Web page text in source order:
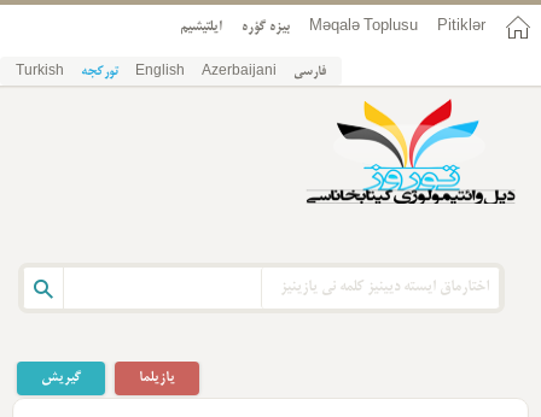
Pitiklər
Məqalə Toplusu بیزه گؤره ایلتیشیم
فارسی Azerbaijani
English تورکجه Turkish
گیریش یازیلما